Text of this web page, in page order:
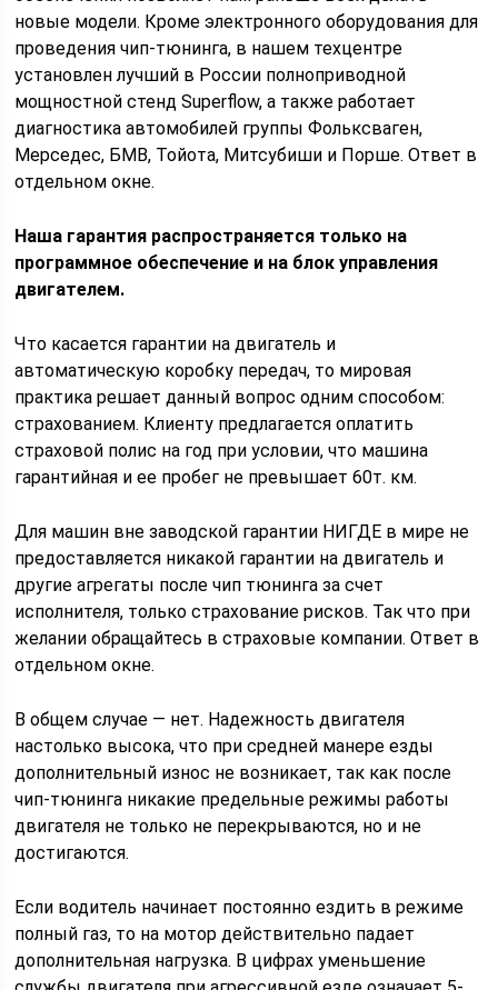
новые модели. Кроме электронного оборудования для
проведения чип-тюнинга, в нашем техцентре
установлен лучший в России полноприводной
мощностной стенд Superflow, а также работает
диагностика автомобилей группы Фольксваген,
Мерседес, БМВ, Тойота, Митсубиши и Порше. Ответ в
отдельном окне.
Наша гарантия распространяется только на
программное обеспечение и на блок управления
двигателем.
Что касается гарантии на двигатель и
автоматическую коробку передач, то мировая
практика решает данный вопрос одним способом:
страхованием. Клиенту предлагается оплатить
страховой полис на год при условии, что машина
гарантийная и ее пробег не превышает 60т. км.
Для машин вне заводской гарантии НИГДЕ в мире не
предоставляется никакой гарантии на двигатель и
другие агрегаты после чип тюнинга за счет
исполнителя, только страхование рисков. Так что при
желании обращайтесь в страховые компании. Ответ в
отдельном окне.
В общем случае — нет. Надежность двигателя
настолько высока, что при средней манере езды
дополнительный износ не возникает, так как после
чип-тюнинга никакие предельные режимы работы
двигателя не только не перекрываются, но и не
достигаются.
Если водитель начинает постоянно ездить в режиме
полный газ, то на мотор действительно падает
дополнительная нагрузка. В цифрах уменьшение